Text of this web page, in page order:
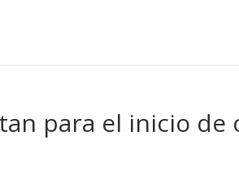
para el inicio de